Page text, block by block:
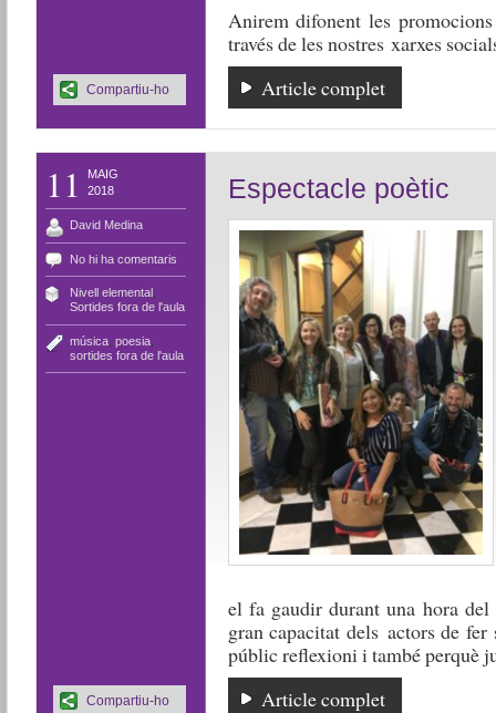
Anirem difonent les
través de les nostres xarxes
Article complet
Compartiu-ho
11
MAIG
2018
David Medina
No hi ha comentaris
Nivell elemental
Sortides fora de l'aula
música, poesia,
sortides fora de l'aula
Espectacle poètic
el fa gaudir durant una hora
gran capacitat dels actors de
públic reflexioni i també perquè
Article complet
Compartiu-ho